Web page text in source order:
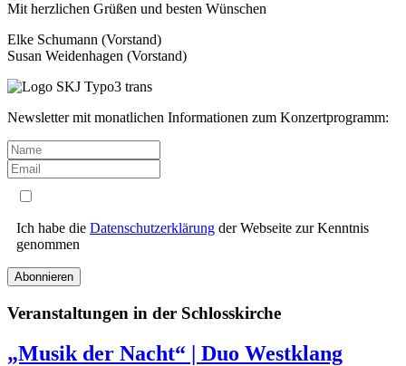
Mit herzlichen Grüßen und besten Wünschen
Elke Schumann (Vorstand)
Susan Weidenhagen (Vorstand)
Newsletter mit monatlichen Informationen zum Konzertprogramm:
Ich habe die Datenschutzerklärung der Webseite zur Kenntnis
genommen
Abonnieren
Veranstaltungen in der Schlosskirche
„Musik der Nacht“ | Duo Westklang